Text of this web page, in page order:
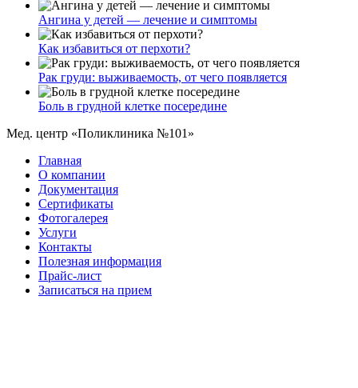
Ангина у детей — лечение и симптомы
Как избавиться от перхоти?
Рак груди: выживаемость, от чего появляется
Боль в грудной клетке посередине
Мед. центр «Поликлиника №101»
Главная
О компании
Документация
Сертификаты
Фотогалерея
Услуги
Контакты
Полезная информация
Прайс-лист
Записаться на прием